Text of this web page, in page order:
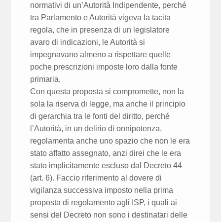
normativi di un’Autorità Indipendente, perché
tra Parlamento e Autorità vigeva la tacita
regola, che in presenza di un legislatore
avaro di indicazioni, le Autorità si
impegnavano almeno a rispettare quelle
poche prescrizioni imposte loro dalla fonte
primaria.
Con questa proposta si compromette, non la
sola la riserva di legge, ma anche il principio
di gerarchia tra le fonti del diritto, perché
l’Autorità, in un delirio di onnipotenza,
regolamenta anche uno spazio che non le era
stato affatto assegnato, anzi direi che le era
stato implicitamente escluso dal Decreto 44
(art. 6). Faccio riferimento al dovere di
vigilanza successiva imposto nella prima
proposta di regolamento agli ISP, i quali ai
sensi del Decreto non sono i destinatari delle